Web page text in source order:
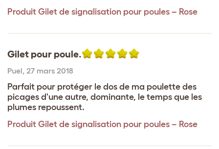
Produit Gilet de signalisation pour poules – Rose
Gilet pour poule.
Puel, 27 mars 2018
Parfait pour protéger le dos de ma poulette des
picages d'une autre, dominante, le temps que les
plumes repoussent.
Produit Gilet de signalisation pour poules – Rose